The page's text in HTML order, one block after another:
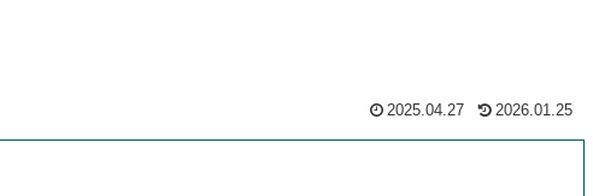
2025.04.27 2026.01.25